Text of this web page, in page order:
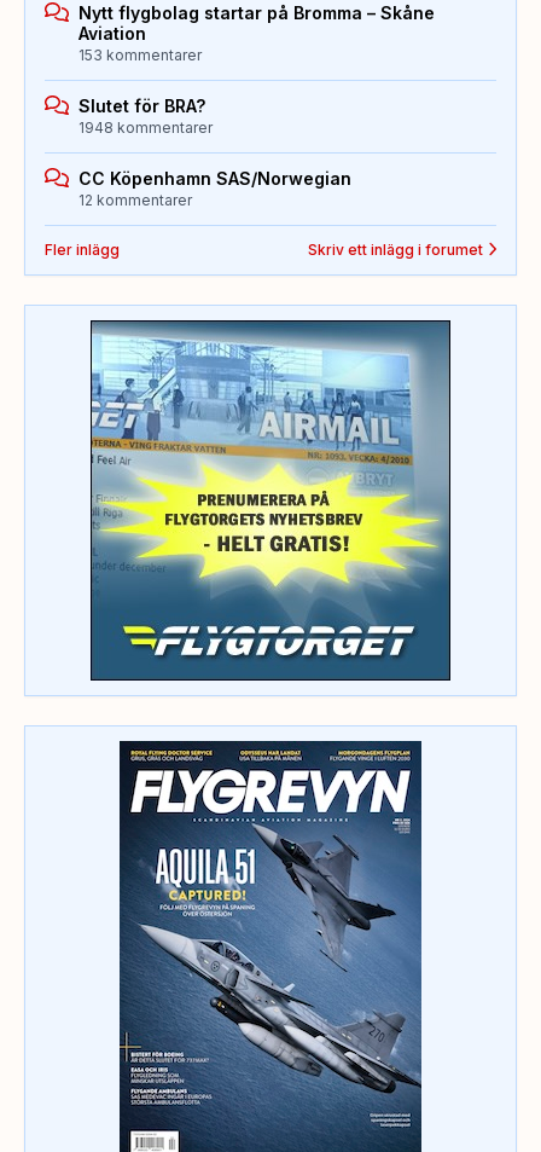
Nytt flygbolag startar på Bromma – Skåne
Aviation
153 kommentarer
Slutet för BRA?
1948 kommentarer
CC Köpenhamn SAS/Norwegian
12 kommentarer
Fler inlägg Skriv ett inlägg i forumet